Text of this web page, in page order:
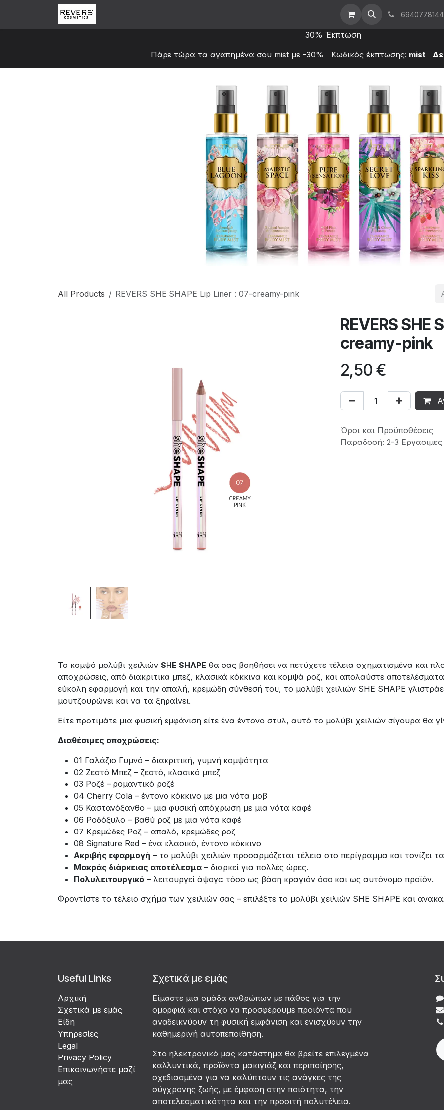
Χονδρική 6940778144
30% Έκπτωση
Πάρε τώρα τα αγαπημένα σου mist με -30% Κωδικός έκπτωσης: mist
All Products REVERS SHE SHAPE Lip Liner : 07-creamy-pink
REVERS SHE
creamy-pink
2,50 €
Όροι και Προϋποθέσεις
Παραδοσή: 2-3 Εργασιμες
Το κομψό μολύβι χειλιών SHE SHAPE θα σας βοηθήσει να πετύχετε τέλεια σχηματισμένα και
αποχρώσεις, από διακριτικά μπεζ, κλασικά κόκκινα και κομψά ροζ, και απολαύστε
εύκολη εφαρμογή και την απαλή, κρεμώδη σύνθεσή του, το μολύβι χειλιών SHE SHAPE
μουτζουρώνει και να τα ξηραίνει.
Είτε προτιμάτε μια φυσική εμφάνιση είτε ένα έντονο στυλ, αυτό το μολύβι χειλιών σίγουρα θα
Διαθέσιμες αποχρώσεις:
01 Γαλάζιο Γυμνό – διακριτική, γυμνή κομψότητα
02 Ζεστό Μπεζ – ζεστό, κλασικό μπεζ
03 Ροζέ – ρομαντικό ροζέ
04 Cherry Cola – έντονο κόκκινο με μια νότα μοβ
05 Καστανόξανθο – μια φυσική απόχρωση με μια νότα καφέ
06 Ροδόξυλο – βαθύ ροζ με μια νότα καφέ
07 Κρεμώδες Ροζ – απαλό, κρεμώδες ροζ
08 Signature Red – ένα κλασικό, έντονο κόκκινο
Ακριβής εφαρμογή – το μολύβι χειλιών προσαρμόζεται τέλεια στο περίγραμμα και τονίζει
Μακράς διάρκειας αποτέλεσμα – διαρκεί για πολλές ώρες.
Πολυλειτουργικό – λειτουργεί άψογα τόσο ως βάση κραγιόν όσο και ως αυτόνομο προϊόν.
Φροντίστε το τέλειο σχήμα των χειλιών σας – επιλέξτε το μολύβι χειλιών SHE SHAPE και
Useful Links
Αρχική
Σχετικά με εμάς
Είδη
Υπηρεσίες
Legal
Privacy Policy
Επικοινωνήστε μαζί
μας
Σχετικά με εμάς
Είμαστε μια ομάδα ανθρώπων με πάθος για την
ομορφιά και στόχο να προσφέρουμε προϊόντα που
αναδεικνύουν τη φυσική εμφάνιση και ενισχύουν την
καθημερινή αυτοπεποίθηση.
Στο ηλεκτρονικό μας κατάστημα θα βρείτε επιλεγμένα
καλλυντικά, προϊόντα μακιγιάζ και περιποίησης,
σχεδιασμένα για να καλύπτουν τις ανάγκες της
σύγχρονης ζωής, με έμφαση στην ποιότητα, την
αποτελεσματικότητα και την προσιτή πολυτέλεια.